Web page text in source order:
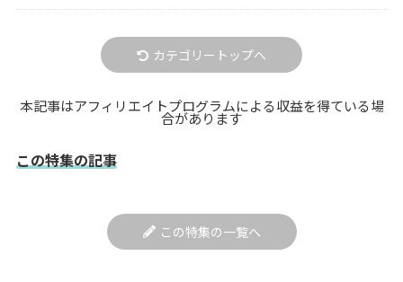
カテゴリートップへ
本記事はアフィリエイトプログラムによる収益を得ている場
合があります
この特集の記事
この特集の一覧へ